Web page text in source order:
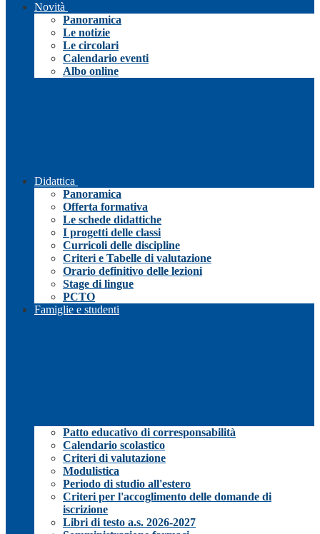
Novità
Panoramica
Le notizie
Le circolari
Calendario eventi
Albo online
Didattica
Panoramica
Offerta formativa
Le schede didattiche
I progetti delle classi
Curricoli delle discipline
Criteri e Tabelle di valutazione
Orario definitivo delle lezioni
Stage di lingue
PCTO
Famiglie e studenti
Patto educativo di corresponsabilità
Calendario scolastico
Criteri di valutazione
Modulistica
Periodo di studio all'estero
Criteri per l'accoglimento delle domande di
iscrizione
Libri di testo a.s. 2026-2027